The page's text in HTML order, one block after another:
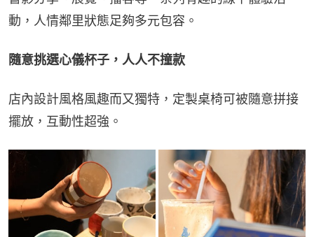
動，人情鄰里狀態足夠多元包容。
隨意挑選心儀杯子，人人不撞款
店內設計風格風趣而又獨特，定製桌椅可被隨意拼接
擺放，互動性超強。